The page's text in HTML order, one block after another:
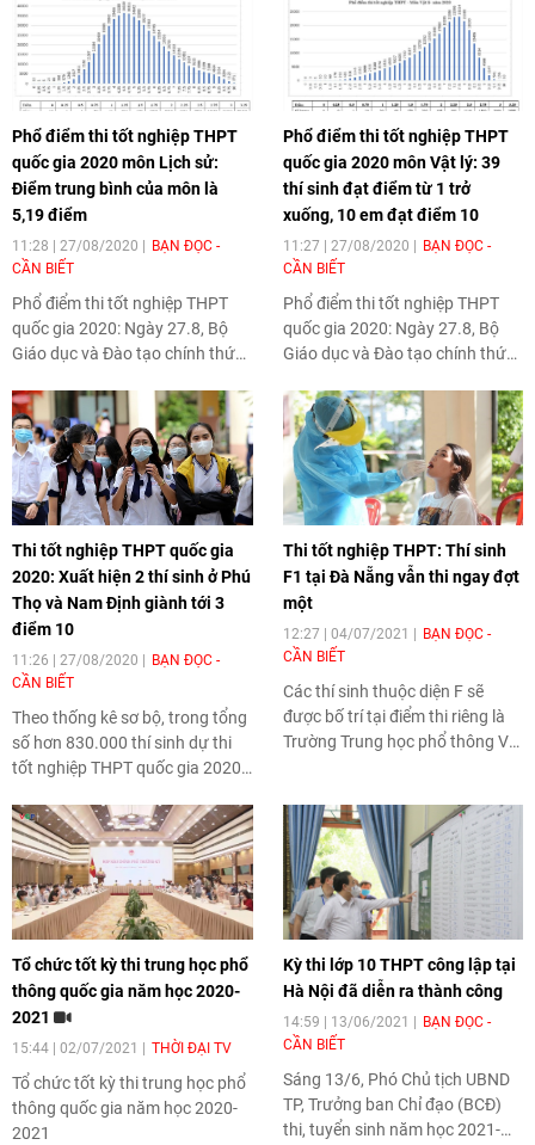
Phổ điểm thi tốt nghiệp THPT
quốc gia 2020 môn Lịch sử:
Điểm trung bình của môn là
5,19 điểm
11:28 | 27/08/2020
BẠN ĐỌC -
CẦN BIẾT
Phổ điểm thi tốt nghiệp THPT
quốc gia 2020: Ngày 27.8, Bộ
Giáo dục và Đào tạo chính thức
THPT năm 2020.
Phổ điểm thi tốt nghiệp THPT
quốc gia 2020 môn Vật lý: 39
thí sinh đạt điểm từ 1 trở
xuống, 10 em đạt điểm 10
11:27 | 27/08/2020
BẠN ĐỌC -
CẦN BIẾT
Phổ điểm thi tốt nghiệp THPT
quốc gia 2020: Ngày 27.8, Bộ
Giáo dục và Đào tạo chính thức
THPT năm 2020.
Thi tốt nghiệp THPT quốc gia
2020: Xuất hiện 2 thí sinh ở Phú
Thọ và Nam Định giành tới 3
điểm 10
11:26 | 27/08/2020
BẠN ĐỌC -
CẦN BIẾT
Theo thống kê sơ bộ, trong tổng
số hơn 830.000 thí sinh dự thi
tốt nghiệp THPT quốc gia 2020,
10 và đều thuộc bài thi tổ hợp
Khoa học Xã hội.
Thi tốt nghiệp THPT: Thí sinh
F1 tại Đà Nẵng vẫn thi ngay đợt
một
12:27 | 04/07/2021
BẠN ĐỌC -
CẦN BIẾT
Các thí sinh thuộc diện F sẽ
được bố trí tại điểm thi riêng là
Trường Trung học phổ thông Võ
Tổ chức tốt kỳ thi trung học phổ
thông quốc gia năm học 2020-
2021
15:44 | 02/07/2021 THỜI ĐẠI TV
Tổ chức tốt kỳ thi trung học phổ
thông quốc gia năm học 2020-
2021
Kỳ thi lớp 10 THPT công lập tại
Hà Nội đã diễn ra thành công
14:59 | 13/06/2021
BẠN ĐỌC -
CẦN BIẾT
Sáng 13/6, Phó Chủ tịch UBND
TP, Trưởng ban Chỉ đạo (BCĐ)
thi, tuyển sinh năm học 2021-